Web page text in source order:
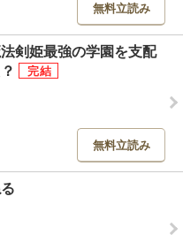
無料立読み
剣姫最強の学園を支配
無料立読み